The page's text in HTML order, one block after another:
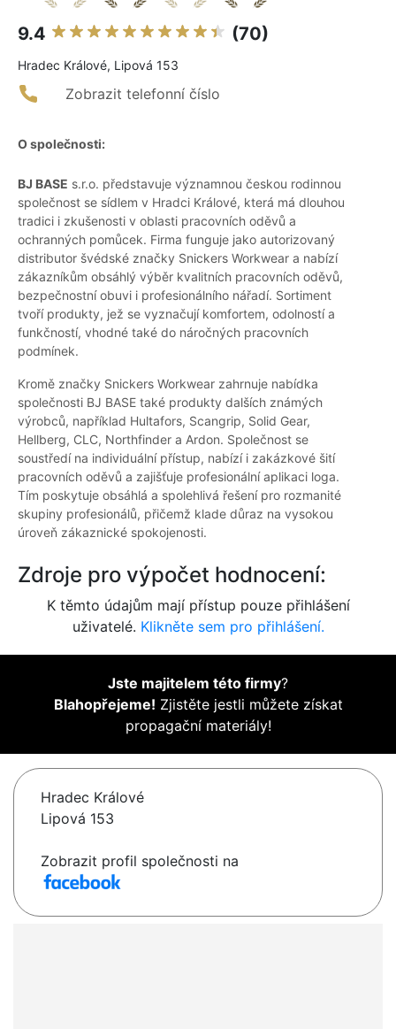
9.4 (70)
Hradec Králové, Lipová 153
Zobrazit telefonní číslo
O společnosti:
BJ BASE s.r.o. představuje významnou českou rodinnou
společnost se sídlem v Hradci Králové, která má dlouhou
tradici i zkušenosti v oblasti pracovních oděvů a
ochranných pomůcek. Firma funguje jako autorizovaný
distributor švédské značky Snickers Workwear a nabízí
zákazníkům obsáhlý výběr kvalitních pracovních oděvů,
bezpečnostní obuvi i profesionálního nářadí. Sortiment
tvoří produkty, jež se vyznačují komfortem, odolností a
funkčností, vhodné také do náročných pracovních
podmínek.
Kromě značky Snickers Workwear zahrnuje nabídka
společnosti BJ BASE také produkty dalších známých
výrobců, například Hultafors, Scangrip, Solid Gear,
Hellberg, CLC, Northfinder a Ardon. Společnost se
soustředí na individuální přístup, nabízí i zakázkové šití
pracovních oděvů a zajišťuje profesionální aplikaci loga.
Tím poskytuje obsáhlá a spolehlivá řešení pro rozmanité
skupiny profesionálů, přičemž klade důraz na vysokou
úroveň zákaznické spokojenosti.
Zdroje pro výpočet hodnocení:
K těmto údajům mají přístup pouze přihlášení
uživatelé. Klikněte sem pro přihlášení.
Jste majitelem této firmy?
Blahopřejeme! Zjistěte jestli můžete získat
propagační materiály!
Hradec Králové
Lipová 153
Zobrazit profil společnosti na